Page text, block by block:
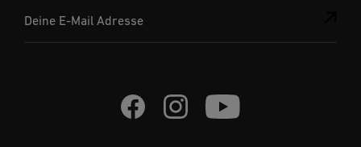
Deine E-Mail Adresse